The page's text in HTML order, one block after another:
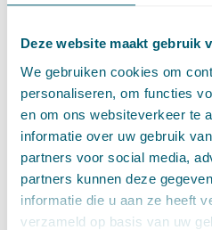
Deze website maakt gebruik
We gebruiken cookies om
personaliseren, om functies
en om ons websiteverkeer te
informatie over uw gebruik
partners voor social media,
partners kunnen deze
informatie die u aan ze heeft
verzameld op basis van uw
Denk hierbij aan deuitspraken
beginselconforme uitleg van de
de wettelijke regeling daarvoor
Als beginselconforme
legem toepassing van
in uitzonderlijke gevallen
toepassing is plaats als de
totstandkoming van een wet niet
in de zogeheten ‘